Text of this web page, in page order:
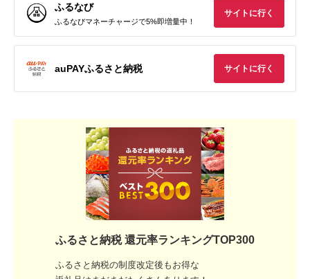
ふるなび
ふるなびマネーチャージで5%即増量中！
サイトに行く
auPAYふるさと納税 サイトに行く
ふるさと納税 還元率ランキングTOP300
ふるさと納税の制度改定後もお得な